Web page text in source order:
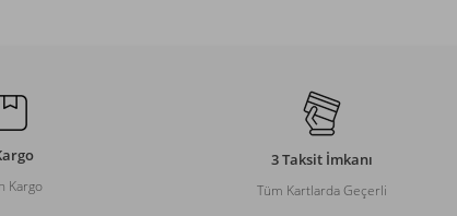
Kargo
3 Taksit İmkanı
Tüm Kartlarda Geçerli